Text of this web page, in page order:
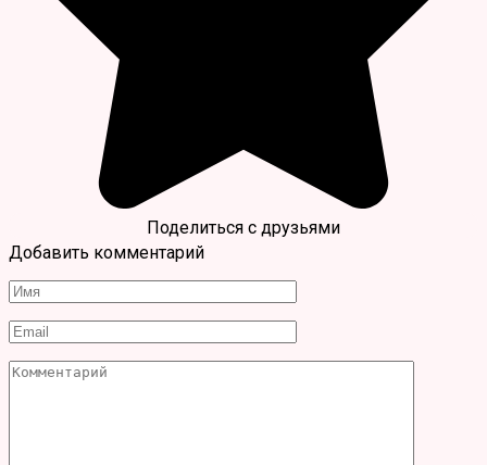
Поделиться с друзьями
Добавить комментарий
Имя
Email
Комментарий